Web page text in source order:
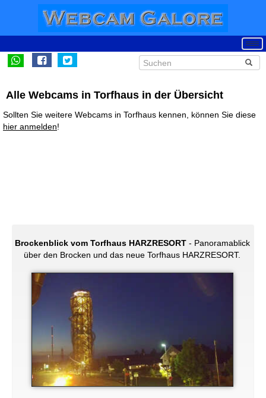
Alle Webcams in Torfhaus in der Übersicht
Sollten Sie weitere Webcams in Torfhaus kennen, können Sie diese
hier anmelden!
Brockenblick vom Torfhaus HARZRESORT- Panoramablick
über den Brocken und das neue Torfhaus HARZRESORT.